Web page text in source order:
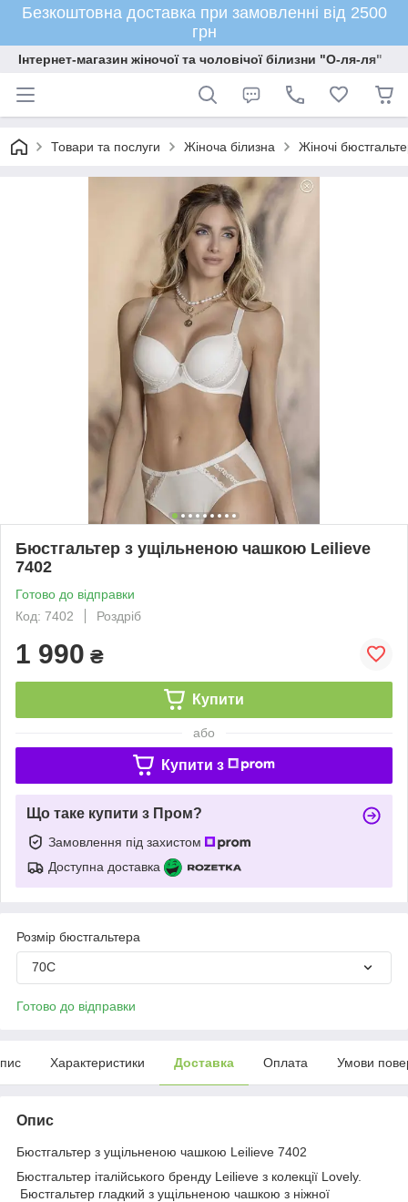
Безкоштовна доставка при замовленні від 2500
грн
Інтернет-магазин жіночої та чоловічої білизни "О-ля-ля"
Товари та послуги Жіноча білизна Жіночі
Бюстгальтер з ущільненою чашкою Leilieve
7402
Готово до відправки
Код: 7402
Роздріб
1 990 ₴
Купити
або
Купити з
Що таке купити з Пром?
Замовлення під захистом
Доступна доставка
Розмір бюстгальтера
70C
Готово до відправки
Характеристики Доставка Оплата Умови
Опис
Бюстгальтер з ущільненою чашкою Leilieve 7402
Бюстгальтер італійського бренду Leilieve з колекції Lovely.
Бюстгальтер гладкий з ущільненою чашкою з ніжної